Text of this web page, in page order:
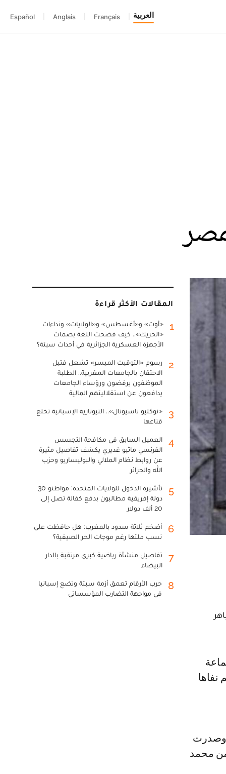
العربية Français
Anglais
Español
نفاها
العسكري، وصدرت
محمد
المقالات الأكثر قراءة
1
«أوت» و«أغسطس» و«الولايات» ونداءات
«الحريك».. كيف فضحت اللغة بصمات
الأجهزة العسكرية الجزائرية في أحداث سبتة؟
2
رسوم «التوقيت الميسر» تشعل فتيل
الاحتقان بالجامعات المغربية.. الطلبة
الموظفون يرفضون ورؤساء الجامعات
يدافعون عن استقلاليتهم المالية
3
«نوكليو ناسيونال».. النيونازية الإسبانية تخلع
قناعها
4
العميل السابق في مكافحة التجسس
الفرنسي ماثيو غديري يكشف تفاصيل مثيرة
عن روابط نظام الملالي والبوليساريو وحزب
الله والجزائر
5
تأشيرة الدخول للولايات المتحدة: مواطنو 30
دولة إفريقية مطالبون بدفع كفالة تصل إلى
20 ألف دولار
6
أضخم ثلاثة سدود بالمغرب: هل حافظت على
نسب ملئها رغم موجات الحر الصيفية؟
7
تفاصيل منشأة رياضية كبرى مرتقبة بالدار
البيضاء
8
حرب الأرقام تعمق أزمة سبتة وتضع إسبانيا
في مواجهة التضارب المؤسساتي